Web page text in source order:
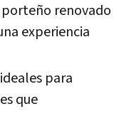
porteño renovado
experiencia
para
que